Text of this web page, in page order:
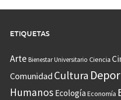
ETIQUETAS
Arte Bienestar Universitario Ciencia
Comunidad Cultura
Humanos EcologíaEconomía